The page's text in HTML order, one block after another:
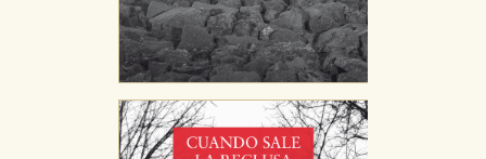
Cookies de rendimiento y analíticas
Estas cookies se utilizan para mejorar su experiencia
de navegación y optimizar el funcionamiento de
nuestro sitio web. Almacenan configuraciones de
servicios para que no tenga que reconfigurarlos cada
vez que nos visita. La información es agregada y, por lo
tanto, es anónima.
Cookies de publicidad y redes sociales